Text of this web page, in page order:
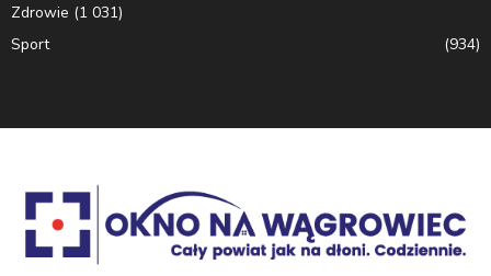
Zdrowie (1 031)
Sport
(934)